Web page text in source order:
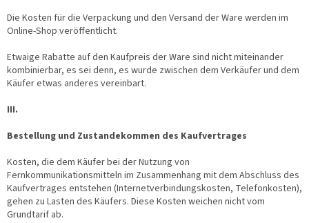
Die Kosten für die Verpackung und den Versand der Ware werden im
Online-Shop veröffentlicht.
Etwaige Rabatte auf den Kaufpreis der Ware sind nicht miteinander
kombinierbar, es sei denn, es wurde zwischen dem Verkäufer und dem
Käufer etwas anderes vereinbart.
III.
Bestellung und Zustandekommen des Kaufvertrages
Kosten, die dem Käufer bei der Nutzung von
Fernkommunikationsmitteln im Zusammenhang mit dem Abschluss des
Kaufvertrages entstehen (Internetverbindungskosten, Telefonkosten),
gehen zu Lasten des Käufers. Diese Kosten weichen nicht vom
Grundtarif ab.